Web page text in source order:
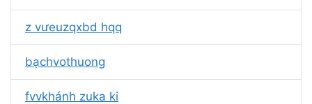
z vưeuzqxbd hqq
bạchvothuong
fvvkhánh zuka ki